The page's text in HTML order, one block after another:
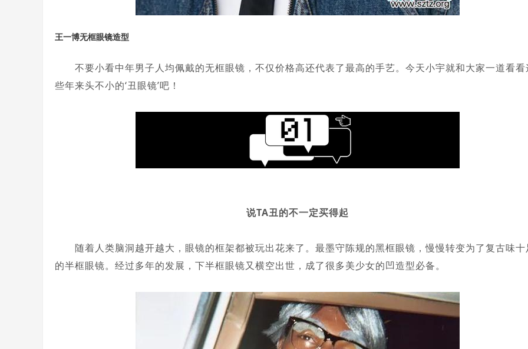
王一博无框眼镜造型
不要小看中年男子人均佩戴的无框眼镜，不仅价格高还代表了最高的手艺。今天小宇就和大家一道看看
些年来头不小的‘丑眼镜’吧！
说TA丑的不一定买得起
随着人类脑洞越开越大，眼镜的框架都被玩出花来了。最墨守陈规的黑框眼镜，慢慢转变为了复古味十
的半框眼镜。经过多年的发展，下半框眼镜又横空出世，成了很多美少女的凹造型必备。